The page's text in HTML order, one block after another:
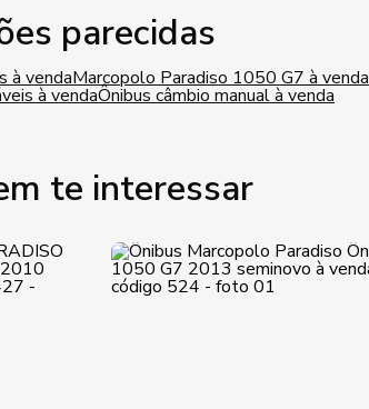
parecidas
à vendaMarcopolo Paradiso 1050 G7 à venda
à vendaÔnibus câmbio manual à venda
te interessar